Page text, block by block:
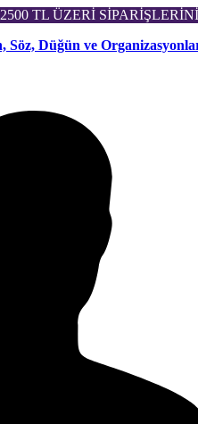
2500 TL ÜZERİ